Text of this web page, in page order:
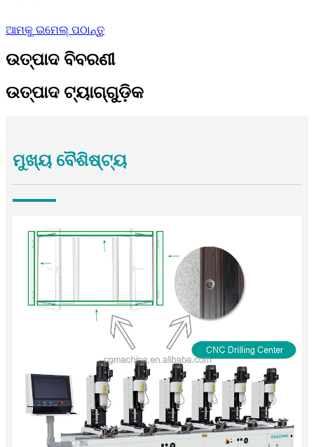
ଆମକୁ ଇମେଲ୍ ପଠାନ୍ତୁ
ଉତ୍ପାଦ ବିବରଣୀ
ଉତ୍ପାଦ ଟ୍ୟାଗ୍‌ଗୁଡ଼ିକ
ମୁଖ୍ୟ ବୈଶିଷ୍ଟ୍ୟ